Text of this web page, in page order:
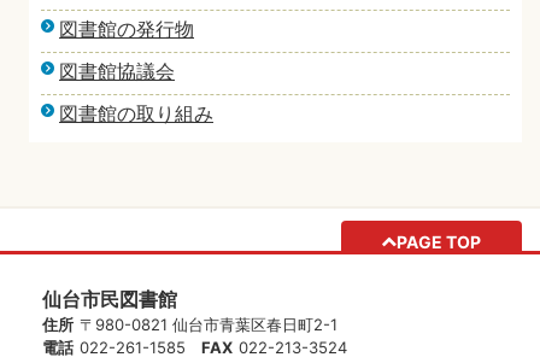
図書館の発行物
図書館協議会
図書館の取り組み
PAGE TOP
仙台市民図書館
住所 〒980-0821 仙台市青葉区春日町2-1
電話 022-261-1585 FAX 022-213-3524